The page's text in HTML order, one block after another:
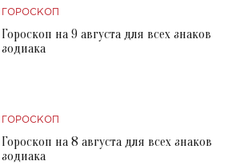
ГОРОСКОП
Гороскоп на 9 августа для всех знаков
зодиака
ГОРОСКОП
Гороскоп на 8 августа для всех знаков
зодиака